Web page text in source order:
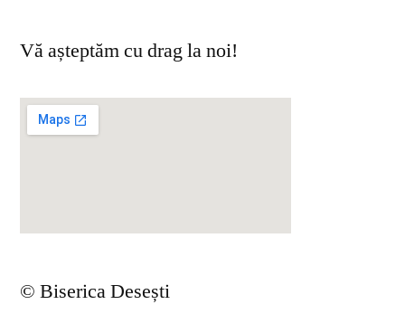
Vă așteptăm cu drag la noi!
© Biserica Desești